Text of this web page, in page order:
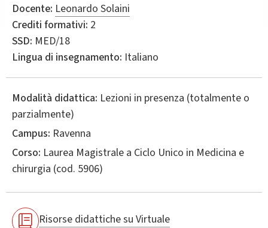
Docente: Leonardo Solaini
Crediti formativi: 2
SSD: MED/18
Lingua di insegnamento: Italiano
Modalità didattica: Lezioni in presenza (totalmente o
parzialmente)
Campus: Ravenna
Corso: Laurea Magistrale a Ciclo Unico in Medicina e
chirurgia (cod. 5906)
Risorse didattiche su Virtuale